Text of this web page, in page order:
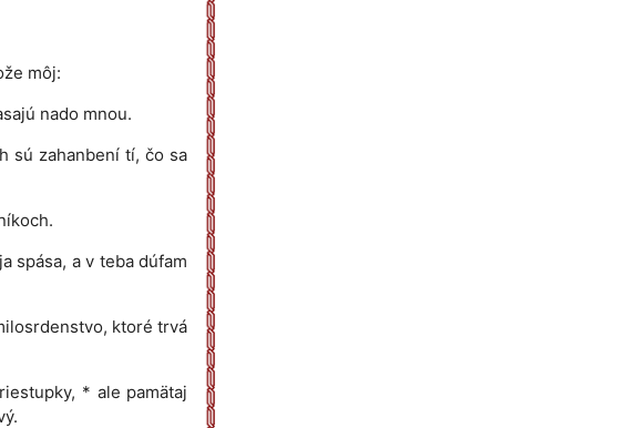
môj:
nado mnou.
sú zahanbení tí, čo sa
spása, a v teba dúfam
ktoré trvá
* ale pamätaj